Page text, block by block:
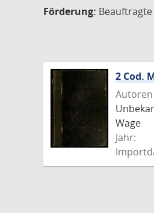
Förderung:
2 Cod.
Autoren
Wage
Jahr: